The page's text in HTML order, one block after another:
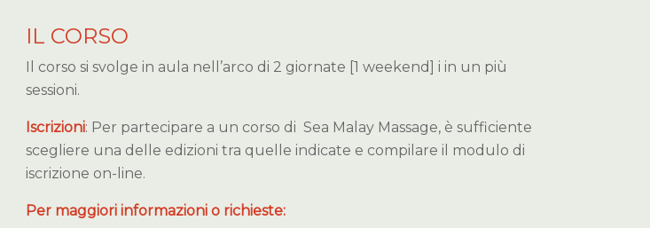
IL CORSO
Il corso si svolge in aula nell’arco di 2 giornate [1 weekend] i in un più
sessioni.
Iscrizioni: Per partecipare a un corso di Sea Malay Massage, è sufficiente
scegliere una delle edizioni tra quelle indicate e compilare il modulo di
iscrizione on-line.
Per maggiori informazioni o richieste: